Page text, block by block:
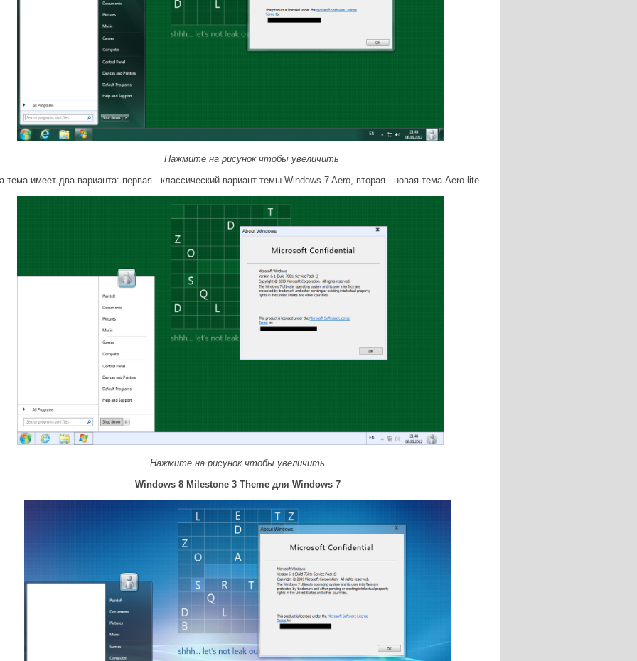
Нажмите на рисунок чтобы увеличить
тема имеет два варианта: первая - классический вариант темы Windows 7 Aero, вторая - новая тема Aero-lite.
Нажмите на рисунок чтобы увеличить
Windows 8 Milestone 3 Theme для Windows 7